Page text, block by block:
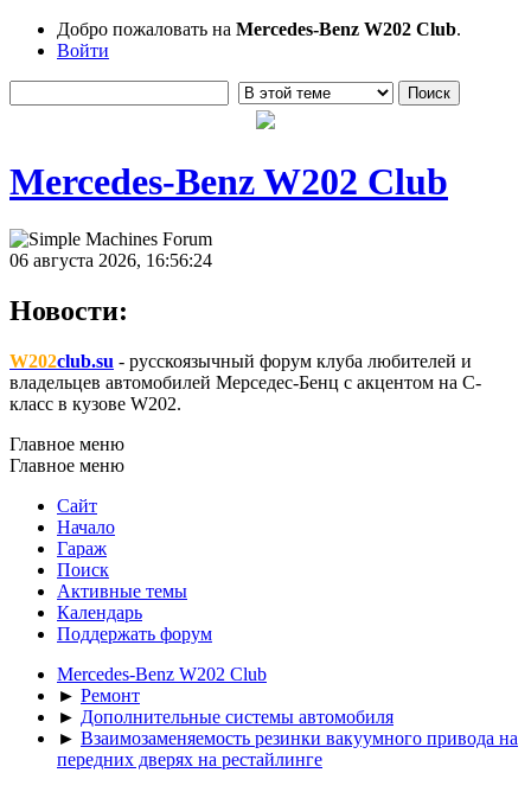
Добро пожаловать на Mercedes-Benz W202 Club.
Войти
Mercedes-Benz W202 Club
06 августа 2026, 16:56:24
Новости:
W202club.su - русскоязычный форум клуба любителей и
владельцев автомобилей Мерседес-Бенц с акцентом на C-
класс в кузове W202.
Главное меню
Главное меню
Сайт
Начало
Гараж
Поиск
Активные темы
Календарь
Поддержать форум
Mercedes-Benz W202 Club
► Ремонт
► Дополнительные системы автомобиля
► Взаимозаменяемость резинки вакуумного привода на
передних дверях на рестайлинге